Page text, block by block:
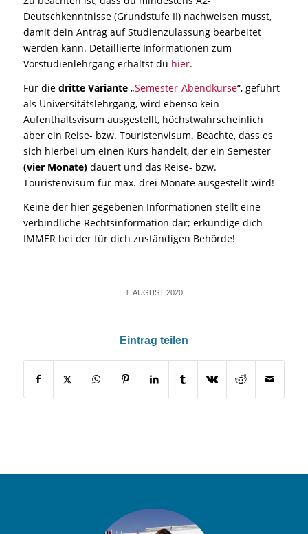
Deutschkenntnisse (Grundstufe II) nachweisen musst,
damit dein Antrag auf Studienzulassung bearbeitet
werden kann. Detaillierte Informationen zum
Vorstudienlehrgang erhältst du hier.
Für die dritte Variante„Semester-Abendkurse“, geführt
als Universitätslehrgang, wird ebenso kein
Aufenthaltsvisum ausgestellt, höchstwahrscheinlich
aber ein Reise- bzw. Touristenvisum. Beachte, dass es
sich hierbei um einen Kurs handelt, der ein Semester
(vier Monate)dauert und das Reise- bzw.
Touristenvisum für max. drei Monate ausgestellt wird!
Keine der hier gegebenen Informationen stellt eine
verbindliche Rechtsinformation dar; erkundige dich
IMMER bei der für dich zuständigen Behörde!
1. AUGUST 2020
Eintrag teilen